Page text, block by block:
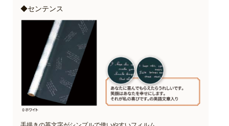
◆センテンス